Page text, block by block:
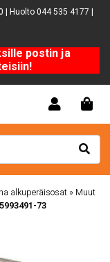
| Huolto 044 535 4177 |
postin ja
alkuperäisosat » Muut
73